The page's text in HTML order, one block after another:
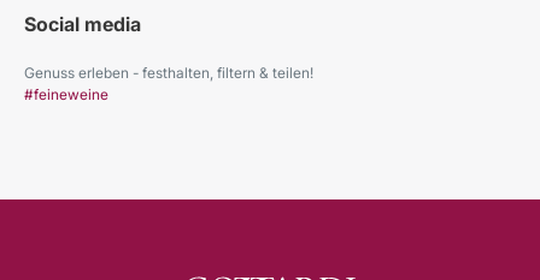
Social media
Genuss erleben - festhalten, filtern & teilen!
#feineweine